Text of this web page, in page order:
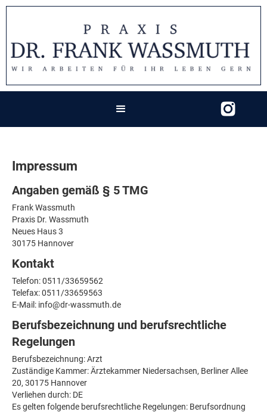
Impressum
Angaben gemäß § 5 TMG
Frank Wassmuth
Praxis Dr. Wassmuth
Neues Haus 3
30175 Hannover
Kontakt
Telefon: 0511/33659562
Telefax: 0511/33659563
E-Mail: info@dr-wassmuth.de
Berufsbezeichnung und berufsrechtliche
Regelungen
Berufsbezeichnung: Arzt
Zuständige Kammer: Ärztekammer Niedersachsen, Berliner Allee
20, 30175 Hannover
Verliehen durch: DE
Es gelten folgende berufsrechtliche Regelungen: Berufsordnung